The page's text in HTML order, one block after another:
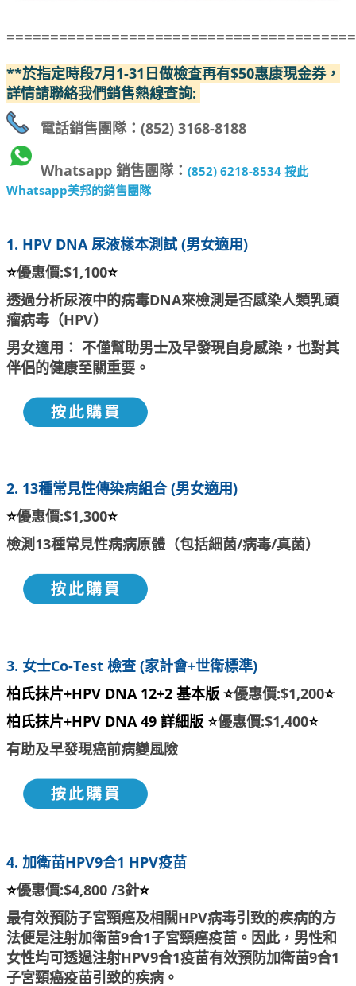
**於指定時段7月1-31日做檢查再有$50惠康現金券，
詳情請聯絡我們銷售熱線查詢:
電話銷售團隊：(852) 3168-8188
Whatsapp 銷售團隊：(852) 6218-8534 按此
Whatsapp美邦的銷售團隊
1. HPV DNA 尿液樣本測試 (男女適用)
⭐優惠價:$1,100⭐
透過分析尿液中的病毒DNA來檢測是否感染人類乳頭
瘤病毒（HPV）
男女適用： 不僅幫助男士及早發現自身感染，也對其
伴侶的健康至關重要。
2. 13種常見性傳染病組合 (男女適用)
⭐優惠價:$1,300⭐
檢測13種常見性病病原體（包括細菌/病毒/真菌）
3. 女士Co-Test 檢查 (家計會+世衛標準)
柏氏抹片+HPV DNA 12+2 基本版 ⭐優惠價:$1,200⭐
柏氏抹片+HPV DNA 49 詳細版 ⭐優惠價:$1,400⭐
有助及早發現癌前病變風險
4. 加衛苗HPV9合1 HPV疫苗
⭐優惠價:$4,800 /3針⭐
最有效預防子宮頸癌及相關HPV病毒引致的疾病的方
法便是注射加衛苗9合1子宮頸癌疫苗。因此，男性和
女性均可透過注射HPV9合1疫苗有效預防加衛苗9合1
子宮頸癌疫苗引致的疾病。